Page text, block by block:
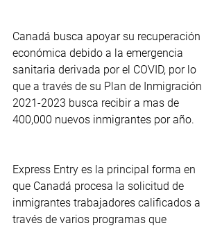
Canadá busca apoyar su recuperación
económica debido a la emergencia
sanitaria derivada por el COVID, por lo
que a través de su Plan de Inmigración
2021-2023 busca recibir a mas de
400,000 nuevos inmigrantes por año.
Express Entry es la principal forma en
que Canadá procesa la solicitud de
inmigrantes trabajadores calificados a
través de varios programas que